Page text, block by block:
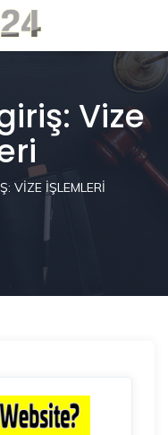
Vize
VIZE IŞLEMLERI